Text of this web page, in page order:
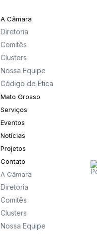
A Câmara
Diretoria
Comitês
Clusters
Nossa Equipe
Código de Ética
Mato Grosso
Serviços
Eventos
Notícias
Projetos
Contato
A Câmara
Diretoria
Comitês
Clusters
Nossa Equipe